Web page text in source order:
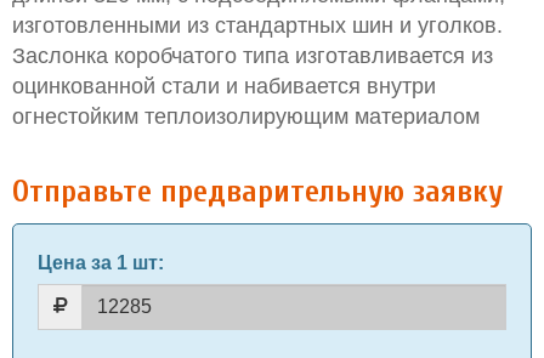
изготовленными из стандартных шин и уголков.
Заслонка коробчатого типа изготавливается из
оцинкованной стали и набивается внутри
огнестойким теплоизолирующим материалом
Отправьте предварительную заявку
Цена за 1 шт: